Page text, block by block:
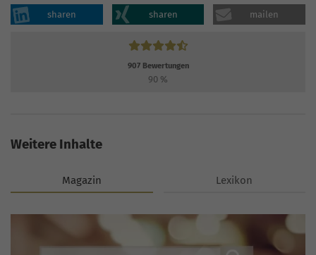
sharen sharen mailen
907Bewertungen
90 %
Weitere Inhalte
Magazin Lexikon